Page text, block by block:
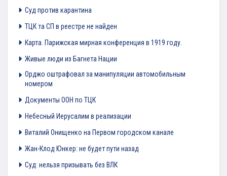
Суд против карантина
ТЦК та СП в реестре не найден
Карта. Парижская мирная конференция в 1919 году.
Живые люди из Багнета Нации
Орджо оштрафовал за манипуляции автомобильным
номером
Документы ООН по ТЦК
Небесный Иерусалим в реализации
Виталий Онищенко на Первом городском канале
Жан-Клод Юнкер: не будет пути назад
Суд: нельзя призывать без ВЛК